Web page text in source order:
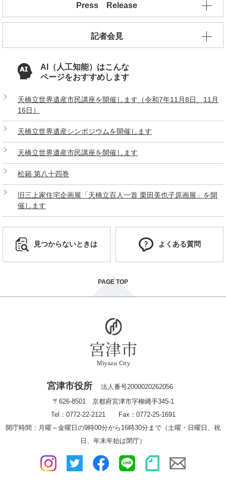
Press Release
記者会見
AI（人工知能）はこんな
ページをおすすめします
天橋立世界遺産市民講座を開催します（令和7年11月8日、11月
16日）
天橋立世界遺産シンポジウムを開催します
天橋立世界遺産市民講座を開催します
松籟 第八十四巻
旧三上家住宅企画展「天橋立百人一首 栗田美也子原画展」を開
催します
見つからないときは よくある質問
PAGE TOP
宮津市役所
法人番号2000020262056
〒626-8501 京都府宮津市字柳縄手345-1
Tel：0772-22-2121 Fax：0772-25-1691
開庁時間：月曜～金曜日の9時00分から16時30分まで（土曜・日曜日、祝
日、年末年始は閉庁）